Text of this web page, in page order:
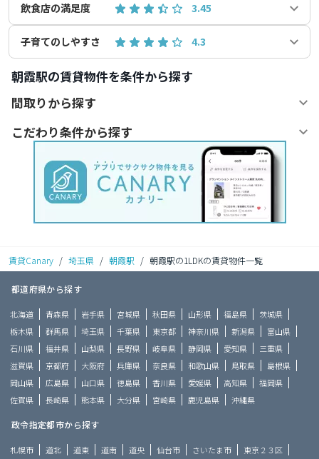
飲食店の満足度 3.45
子育てのしやすさ 4.3
朝霞駅の賃貸物件を条件から探す
間取りから探す
こだわり条件から探す
賃貸Canary / 埼玉県 / 朝霞駅 / 朝霞駅の1LDKの賃貸物件一覧
都道府県から探す
北海道 青森県 岩手県 宮城県 秋田県 山形県 福島県
茨城県
栃木県
群馬県 埼玉県 千葉県 東京都 神奈川県 新潟県
富山県
石川県
福井県 山梨県 長野県 岐阜県 静岡県 愛知県
三重県
滋賀県
京都府 大阪府 兵庫県 奈良県 和歌山県 鳥取県
島根県
岡山県
広島県 山口県 徳島県 香川県 愛媛県 高知県
福岡県
佐賀県
長崎県 熊本県 大分県 宮崎県 鹿児島県 沖縄県
政令指定都市から探す
札幌市 道北 道東 道南 道央 仙台市 さいたま市 東京２３区